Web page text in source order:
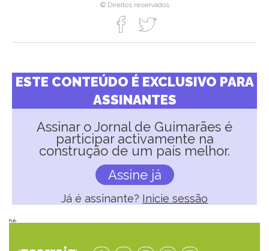
© Direitos reservados
ESTE CONTEÚDO É EXCLUSIVO PARA
ASSINANTES
Assinar o Jornal de Guimarães é
participar activamente na
construção de um país melhor.
Assine já
Já é assinante? Inicie sessão
Pub